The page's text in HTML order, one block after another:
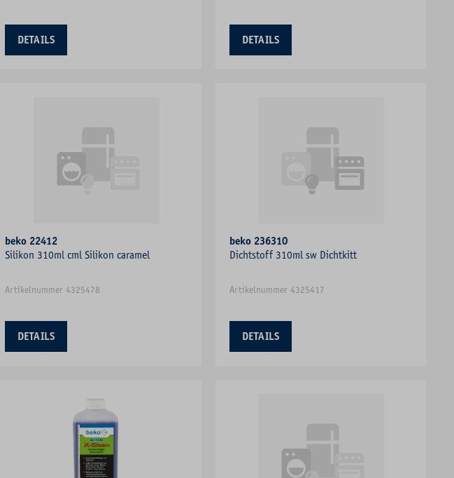
DETAILS DETAILS
beko 22412
Silikon 310ml cml Silikon caramel
Artikelnummer 4325478
DETAILS
beko 236310
Dichtstoff 310ml sw Dichtkitt
Artikelnummer 4325417
DETAILS